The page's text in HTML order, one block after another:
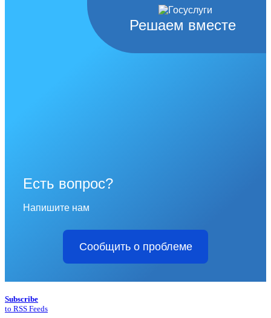
Решаем вместе
Есть вопрос?
Напишите нам
Сообщить о проблеме
Subscribe
to RSS Feeds